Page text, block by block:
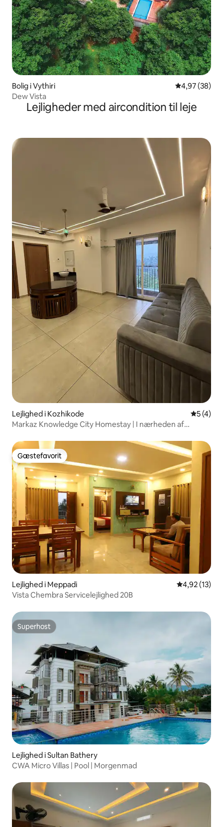
Bolig i Vythiri 4,97 ud af 5 i
4,97 (38)
Dew Vista
Lejligheder med aircondition til leje
Lejlighed i Kozhikode 5 ud af 5
5 (4)
Markaz Knowledge City Homestay | I nærheden af
Gæstefavorit
Gæstefavorit
Lejlighed i Meppadi 4,92 ud af 5
4,92 (13)
Vista Chembra Servicelejlighed 20B
Superhost
Superhost
Lejlighed i Sultan Bathery
CWA Micro Villas | Pool | Morgenmad